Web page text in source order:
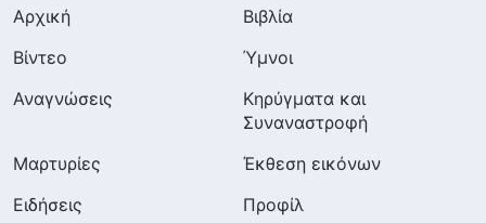
Αρχική
Βιβλία
Βίντεο
Ύμνοι
Αναγνώσεις
Κηρύγματα και
Συναναστροφή
Μαρτυρίες
Έκθεση εικόνων
Ειδήσεις
Προφίλ